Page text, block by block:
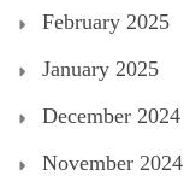
February 2025
January 2025
December 2024
November 2024